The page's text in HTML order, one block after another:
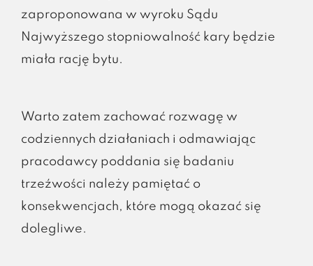
zaproponowana w wyroku Sądu
Najwyższego stopniowalność kary będzie
miała rację bytu.
Warto zatem zachować rozwagę w
codziennych działaniach i odmawiając
pracodawcy poddania się badaniu
trzeźwości należy pamiętać o
konsekwencjach, które mogą okazać się
dolegliwe.